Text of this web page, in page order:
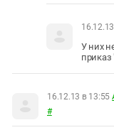
У них
приказ
16.12.13 в 13:55
#